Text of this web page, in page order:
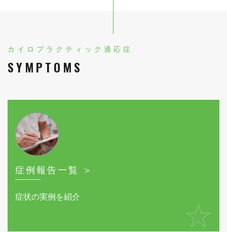
カイロプラクティック適応症
SYMPTOMS
症例報告一覧 ＞
症状の実例を紹介
★